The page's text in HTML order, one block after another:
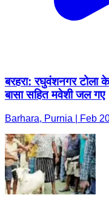
बरहरा: रघुवंशनगर
बासा सहित मवेशी जल गए
Barhara, Purnia | Feb